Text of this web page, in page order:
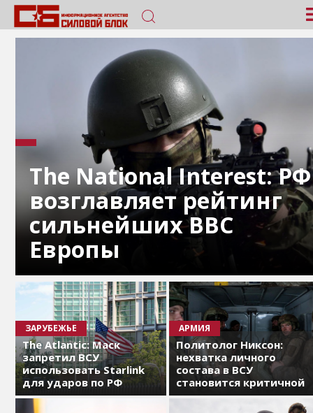
The National Interest: РФ
возглавляет рейтинг
сильнейших ВВС
Европы
ЗАРУБЕЖЬЕ
The Atlantic: Маск
запретил ВСУ
использовать Starlink
для ударов по РФ
АРМИЯ
Политолог Никсон:
нехватка личного
состава в ВСУ
становится критичной